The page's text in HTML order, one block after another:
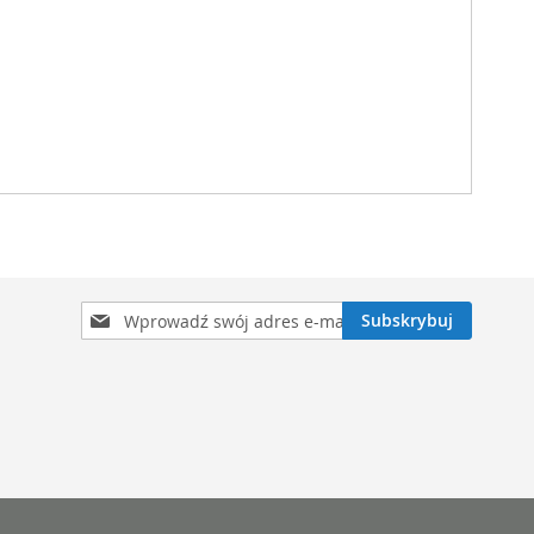
Subskrybuj
nasz
Subskrybuj